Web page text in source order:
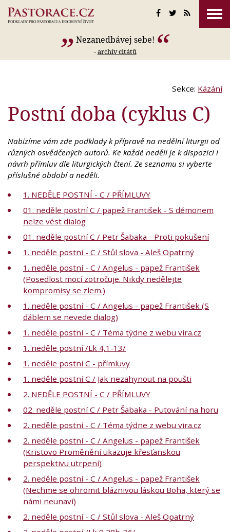
Nezanedbávej sebe!
-archív citátů
Sekce: Kázání
Postní doba (cyklus C)
Nabízíme vám zde podklady k přípravě na nedělní liturgii od
různých osvědčených autorů. Ke každé neděli je k dispozici i
návrh přímluv dle liturgických čtení. Ze seznamu si vyberte
příslušné období a neděli.
1. NEDĚLE POSTNÍ - C / PŘÍMLUVY
01. neděle postní C / papež František - S démonem
nelze vést dialog
01. neděle postní C / Petr Šabaka - Proti pokušení
1. neděle postní - C / Stůl slova - Aleš Opatrný
1. neděle postní - C / Angelus - papež František
(Posedlost mocí zotročuje. Nikdy nedělejte
kompromisy se zlem.)
1. neděle postní - C / Angelus - papež František (S
ďáblem se nevede dialog)
1. neděle postní - C / Téma týdne z webu vira.cz
1. neděle postní /Lk 4,1-13/
1. neděle postní C - přímluvy
1. neděle postní C / Jak nezahynout na poušti
2. NEDĚLE POSTNÍ - C / PŘÍMLUVY
02. neděle postní C / Petr Šabaka - Putování na horu
2. neděle postní - C / Téma týdne z webu vira.cz
2. neděle postní - C / Angelus - papež František
(Kristovo Proměnění ukazuje křesťanskou
perspektivu utrpení)
2. neděle postní - C / Angelus - papež František
(Nechme se ohromit bláznivou láskou Boha, který se
námi neunaví)
2. neděle postní - C / Stůl slova - Aleš Opatrný